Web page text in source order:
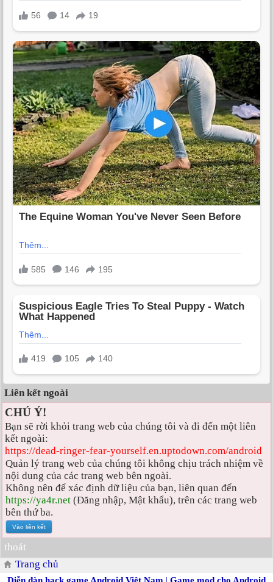
Liên kết ngoài
CHÚ Ý!
Bạn sẽ rời khỏi trang web của chúng tôi và đi đến một liên
kết ngoài:
https://dead-ringer-fear-yourself.en.uptodown.com/android
Quản lý trang web của chúng tôi không chịu trách nhiệm về
nội dung của các trang web bên ngoài.
Không nên để xác định dữ liệu của bạn, liên quan đến
https://ya4r.net (Đăng nhập, Mật khẩu), trên các trang web
bên thứ ba.
thoát
Trang chủ